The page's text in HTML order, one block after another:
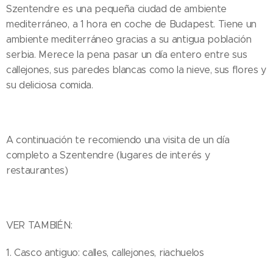
Szentendre es una pequeña ciudad de ambiente
mediterráneo, a 1 hora en coche de Budapest. Tiene un
ambiente mediterráneo gracias a su antigua población
serbia. Merece la pena pasar un día entero entre sus
callejones, sus paredes blancas como la nieve, sus flores y
su deliciosa comida.
A continuación te recomiendo una visita de un día
completo a Szentendre (lugares de interés y
restaurantes)
VER TAMBIÉN:
1. Casco antiguo: calles, callejones, riachuelos